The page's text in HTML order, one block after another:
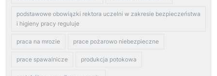
podstawowe obowiązki rektora uczelni w zakresie bezpieczeństwa
i higieny pracy reguluje
praca na mrozie prace pożarowo niebezpieczne
prace spawalnicze produkcja potokowa